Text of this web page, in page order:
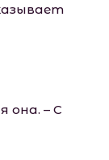
она. – С